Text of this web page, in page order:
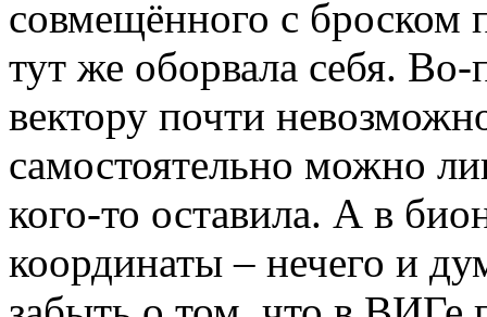
совмещённого с броском
тут же оборвала себя.
вектору почти
самостоятельно можно
кого-то оставила. А в
координаты – нечего и